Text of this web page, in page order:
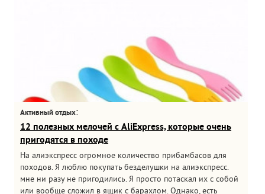
Активный отдых:
12 полезных мелочей с AliExpress, которые очень
пригодятся в походе
На алиэкспресс огромное количество прибамбасов для
походов. Я люблю покупать безделушки на алиэкспресс.
мне ни разу не пригодились. Я просто потаскал их с собой
или вообще сложил в ящик с барахлом. Однако, есть